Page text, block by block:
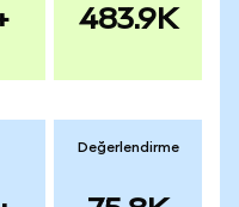
483.9K
Değerlendirme